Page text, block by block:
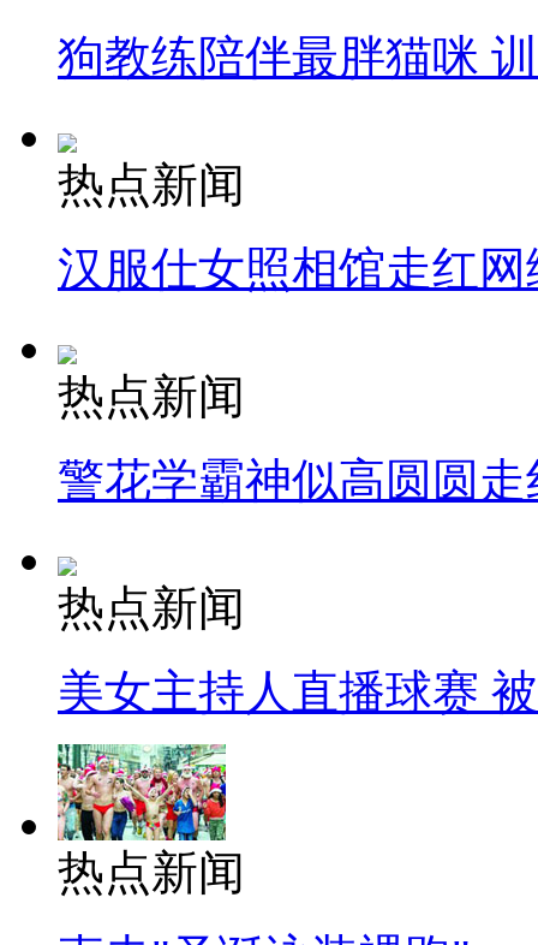
狗教练陪伴最胖猫咪
热点新闻
汉服仕女照相馆走红网
热点新闻
警花学霸神似高圆圆走
热点新闻
美女主持人直播球赛
热点新闻